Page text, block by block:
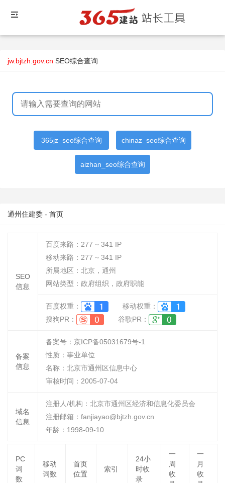
jw.bjtzh.gov.cn SEO综合查询
365jz_seo综合查询 chinaz_seo综合查询
aizhan_seo综合查询
通州住建委 - 首页
SEO
信息
百度来路： 277 ~ 341 IP
移动来路： 277 ~ 341 IP
所属地区：北京，通州
网站类型：政府组织，政府职能
百度权重：
移动权重：
搜狗PR：
谷歌PR：
备案
信息
备案号：京ICP备05031679号-1
性质： 事业单位
名称： 北京市通州区信息中心
审核时间： 2005-07-04
域名
信息
注册人/机构：北京市通州区经济和信息化委员会
注册邮箱：fanjiayao@bjtzh.gov.cn
年龄：1998-09-10
PC
词
数
移动
词数
首页
位置
索引
24小
时收
录
一
周
收
一
月
收